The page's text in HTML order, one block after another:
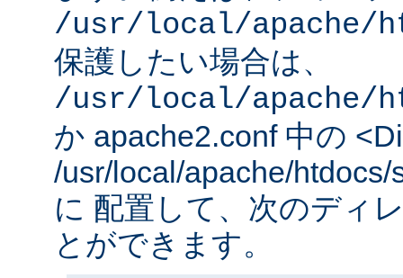
/usr/local/apache/
保護したい場合は、
/usr/local/apache/
か apache2.conf 中の
/usr/local/apache/
に 配置して、次のディ
とができます。